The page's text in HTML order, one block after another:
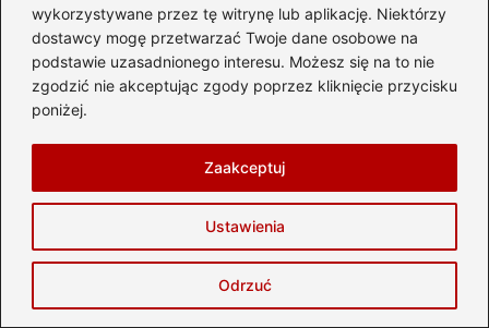
wykorzystywane przez tę witrynę lub aplikację. Niektórzy
dostawcy mogę przetwarzać Twoje dane osobowe na
podstawie uzasadnionego interesu. Możesz się na to nie
zgodzić nie akceptując zgody poprzez kliknięcie przycisku
poniżej.
Ustawienia
Odrzuć
Zaakceptuj
Jak dojechać do Myślenic? Przewodnik po
najlepszych trasach i środkach transportu
→
Jak długo trwa lot do Toronto? Odpowiadamy na
Twój adres email nie zostanie opublikowany.
Wymagane pola są oznaczone*